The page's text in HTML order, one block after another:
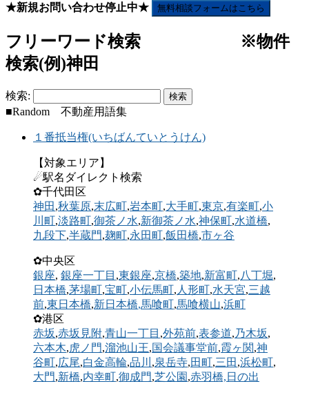
★新規お問い合わせ停止中★ 無料相談フォームはこちら
フリーワード検索 ※物件
検索(例)神田
検索:
■Random 不動産用語集
１番抵当権(いちばんていとうけん)
【対象エリア】
☄駅名ダイレクト検索
✿千代田区
神田 ,秋葉原,末広町,岩本町,大手町,東京,有楽町,小
川町,淡路町,御茶ノ水,新御茶ノ水,神保町,水道橋,
九段下,半蔵門,麹町,永田町,飯田橋,市ヶ谷
✿中央区
銀座, 銀座一丁目 ,東銀座,京橋,築地,新富町,八丁堀,
日本橋,茅場町,宝町,小伝馬町, 人形町,水天宮,三越
前,東日本橋,新日本橋,馬喰町,馬喰横山,浜町
✿港区
赤坂,赤坂見附,青山一丁目 ,外苑前,表参道,乃木坂,
六本木,虎ノ門,溜池山王,国会議事堂前,霞ヶ関,神
谷町,広尾,白金高輪,品川 ,泉岳寺,田町,三田 ,浜松町,
大門,新橋,内幸町,御成門,芝公園 ,赤羽橋, 日の出